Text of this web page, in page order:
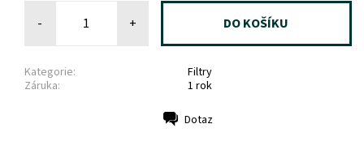
- +
Kategorie:
Filtry
Záruka:
1 rok
Dotaz